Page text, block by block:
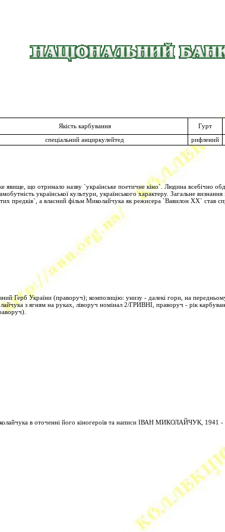
Якість карбування Гурт
спеціальний анциркулейтед рифлений
що отримало назву `українське поетичне кіно`. Людина всебічно
української культури, українського характеру. Загальне
предків`, а власний фільм Миколайчука як режисера `Вавилон ХХ` став
Герб України (праворуч); композицію: унизу - далекі гори, на передньому
з ягням на руках, ліворуч номінал 2/ГРИВНІ, праворуч - рік
в оточенні його кіногероїв та написи ІВАН МИКОЛАЙЧУК, 1941 -